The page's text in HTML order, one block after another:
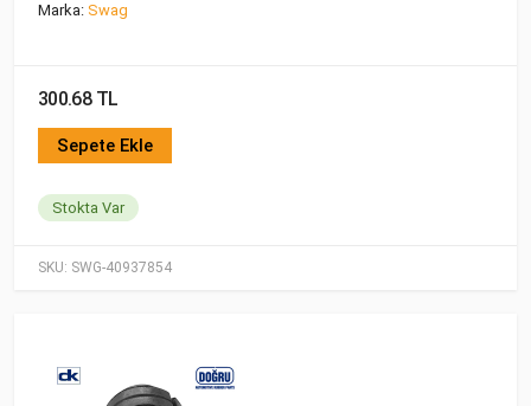
SKU: SWG-40937854
Marka: Swag
300.68 TL
Sepete Ekle
Stokta Var